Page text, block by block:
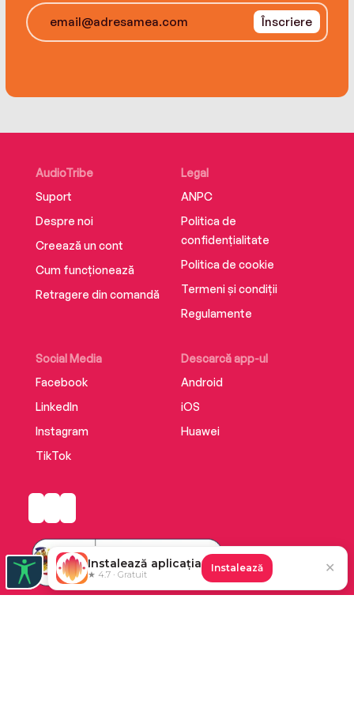
Înscriere
AudioTribe
Suport
Despre noi
Creează un cont
Cum funcționează
Retragere din comandă
Social Media
Facebook
LinkedIn
Instagram
TikTok
Descarcă app-ul
Android
iOS
Huawei
Legal
ANPC
Politica de
confidențialitate
Politica de cookie
Termeni și condiții
Regulamente
Instalează aplicația
★ 4.7 · Gratuit
Instalează ✕